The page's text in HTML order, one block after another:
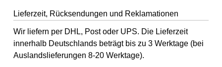
Lieferzeit, Rücksendungen und Reklamationen
Wir liefern per DHL, Post oder UPS. Die Lieferzeit
innerhalb Deutschlands beträgt bis zu 3 Werktage (bei
Auslandslieferungen 8-20 Werktage).